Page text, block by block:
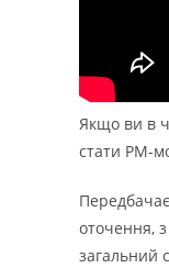
Якщо ви в
стати РМ-
оточення,
загальний